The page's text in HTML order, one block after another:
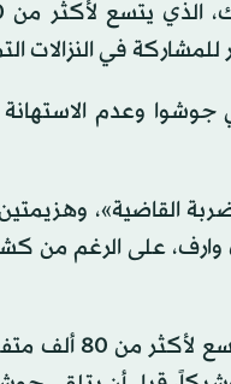
في النزالات
وعدم
فيوري، الذي حقق 34 فوزاً «منها 24
على الرغم من
وتم اختيار